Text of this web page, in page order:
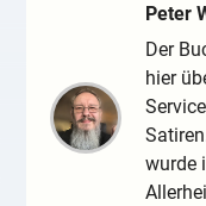
Peter
Der
hier
wurde